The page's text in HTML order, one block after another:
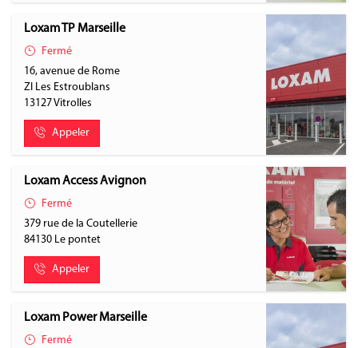
Loxam TP Marseille
Fermé
16, avenue de Rome
ZI Les Estroublans
13127Vitrolles
Appeler
Loxam Access Avignon
Fermé
379 rue de la Coutellerie
84130 Le pontet
Appeler
Loxam Power Marseille
Fermé